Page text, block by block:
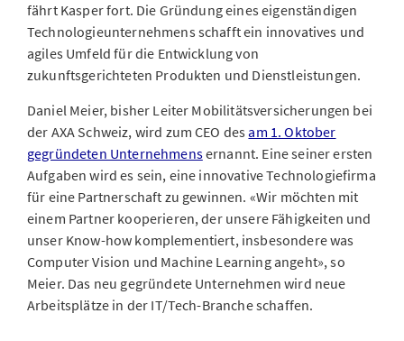
fährt Kasper fort. Die Gründung eines eigenständigen
Technologieunternehmens schafft ein innovatives und
agiles Umfeld für die Entwicklung von
zukunftsgerichteten Produkten und Dienstleistungen.
Daniel Meier, bisher Leiter Mobilitätsversicherungen bei
der AXA Schweiz, wird zum CEO desam 1. Oktober
gegründeten Unternehmensernannt. Eine seiner ersten
Aufgaben wird es sein, eine innovative Technologiefirma
für eine Partnerschaft zu gewinnen. «Wir möchten mit
einem Partner kooperieren, der unsere Fähigkeiten und
unser Know-how komplementiert, insbesondere was
Computer Vision und Machine Learning angeht», so
Meier. Das neu gegründete Unternehmen wird neue
Arbeitsplätze in der IT/Tech-Branche schaffen.